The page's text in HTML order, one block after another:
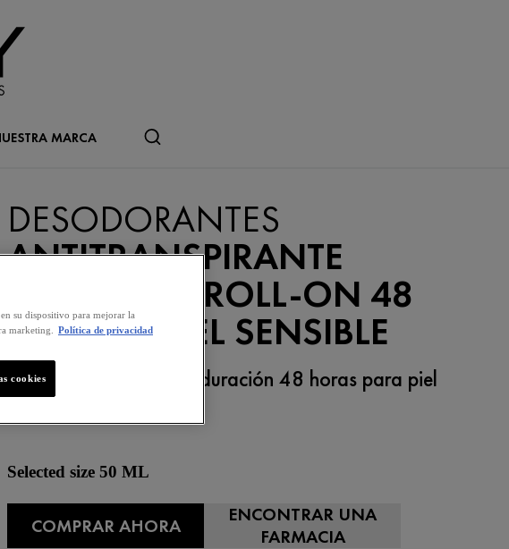
MARCA
DESODORANTES
ANTITRANSPIRANTE
CALMANTE ROLL-ON 48
HORAS - PIEL SENSIBLE
Antitranspirante larga duración 48 horas para piel
sensible.
Selected size 50 ML
COMPRAR AHORA
ENCONTRAR UNA
FARMACIA
su dispositivo para mejorar la
marketing.
Política de privacidad
cookies